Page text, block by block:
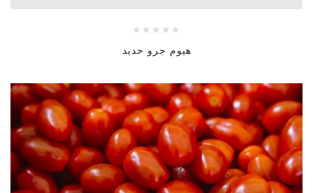
هيوم جرو حديد